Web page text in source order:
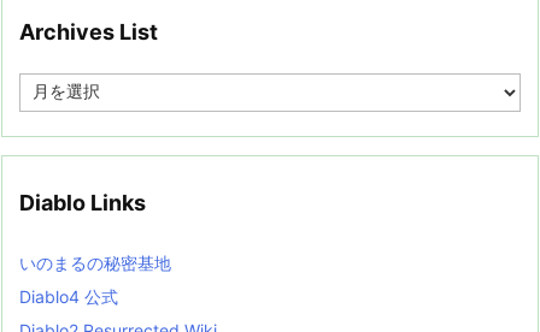
Archives List
e
i
s
t
Diablo Links
いのまるの秘密基地
Diablo4 公式